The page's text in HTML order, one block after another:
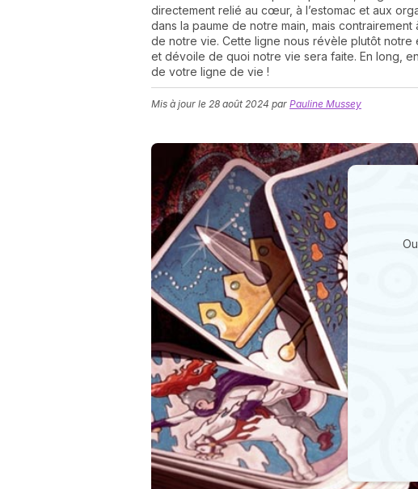
directement relié au cœur, à l’estomac et aux
dans la paume de notre main, mais
de notre vie. Cette ligne nous révèle plutôt notre
et dévoile de quoi notre vie sera faite. En long,
de votre ligne de vie !
Mis à jour le 28 août 2024 par Pauline Mussey